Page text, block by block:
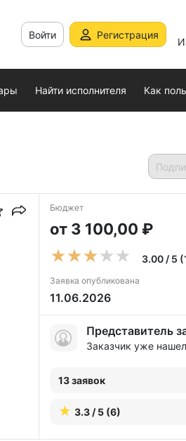
Войти Регистрация
Найти исполнителя Как
Бюджет
от 3 100,00 ₽
3.00 / 5
Заявка опубликована
11.06.2026
Представитель
Заказчик уже
13 заявок
3.3 / 5 (6)